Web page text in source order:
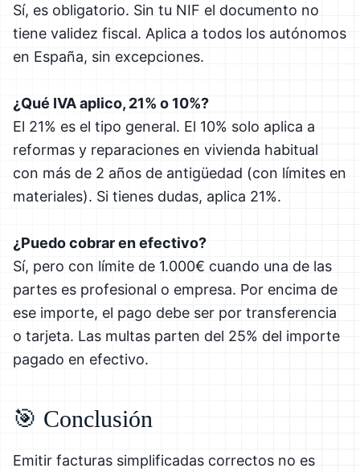
Sí, es obligatorio. Sin tu NIF el documento no
tiene validez fiscal. Aplica a todos los autónomos
en España, sin excepciones.
¿Qué IVA aplico, 21% o 10%?
El 21% es el tipo general. El 10% solo aplica a
reformas y reparaciones en vivienda habitual
con más de 2 años de antigüedad (con límites en
materiales). Si tienes dudas, aplica 21%.
¿Puedo cobrar en efectivo?
Sí, pero con límite de 1.000€ cuando una de las
partes es profesional o empresa. Por encima de
ese importe, el pago debe ser por transferencia
o tarjeta. Las multas parten del 25% del importe
pagado en efectivo.
🎯 Conclusión
Emitir facturas simplificadas correctos no es